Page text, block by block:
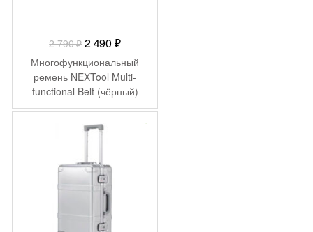
2 790₽ Первоначальная
цена
составляла
2
790 ₽.
2 490 ₽Текущая
цена:
2
490 ₽.
Многофункциональный
ремень NEXTool Multi-
functional Belt (чёрный)
NE20020